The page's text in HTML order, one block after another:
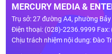
MERCURY MEDIA &
Trụ sở: 27 đường A4, phường
Điện thoại: (028)-2236.9999
Chịu trách nhiệm nội dung: Đào